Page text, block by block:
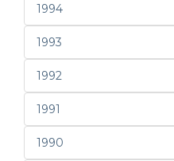
1994
1993
1992
1991
1990